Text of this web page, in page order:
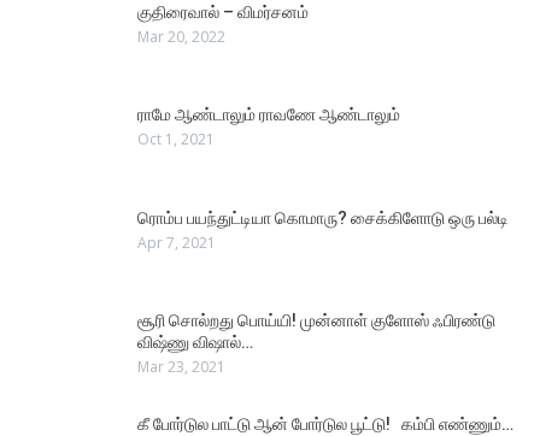
குதிரைவால் – விமர்சனம்
Mar 20, 2022
ராமே ஆண்டாலும் ராவணே ஆண்டாலும்
Oct 1, 2021
ரொம்ப பயந்துட்டியா கொமாரு? சைக்கிளோடு ஒரு பல்டி
Apr 7, 2021
சூரி சொல்றது பொய்யி! முன்னாள் குளோஸ் ஃபிரண்டு
விஷ்ணு விஷால்…
Mar 23, 2021
கீ போர்டுல பாட்டு ஆன் போர்டுல பூட்டு! கம்பி எண்ணும்…